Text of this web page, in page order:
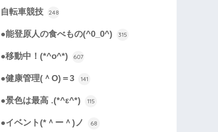
自転車競技 248
●能登原人の食べもの(^0_0^) 315
●移動中！(*^o^*) 607
●健康管理(＾O)＝3 141
●景色は最高 .(*^ε^*) 115
●イベント(*＾ー＾)ノ 68